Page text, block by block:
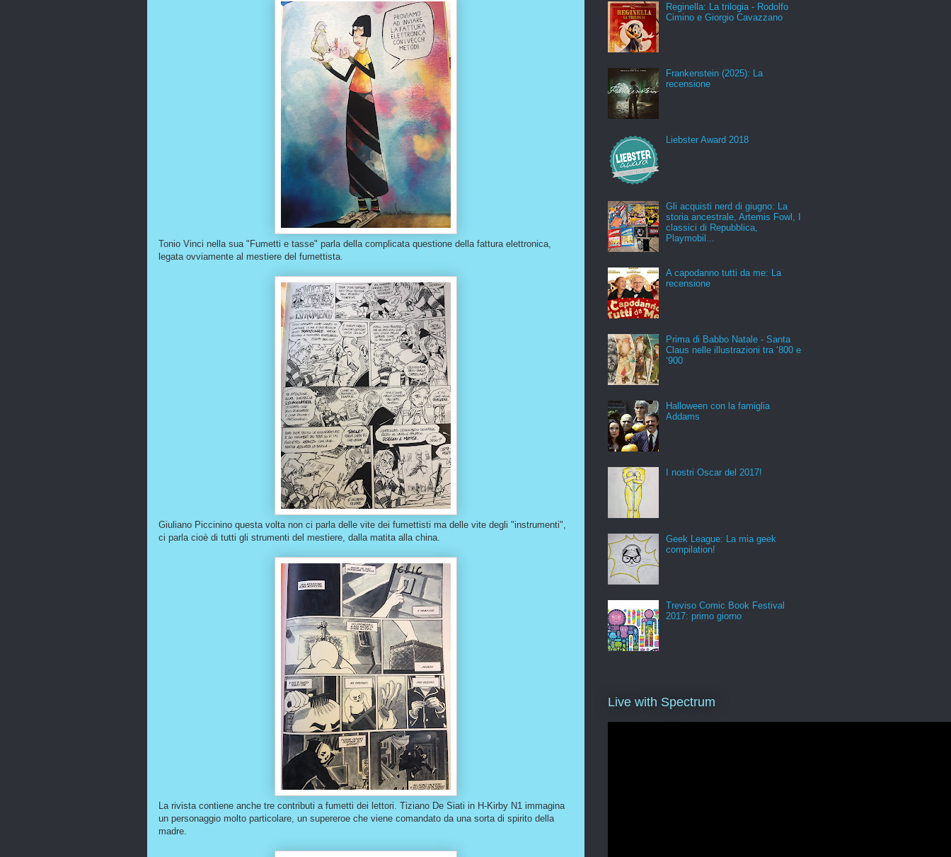
Tonio Vinci nella sua "Fumetti e tasse" parla della complicata questione della fattura elettronica,
legata ovviamente al mestiere del fumettista.
Giuliano Piccinino questa volta non ci parla delle vite dei fumettisti ma delle vite degli "instrumenti",
ci parla cioè di tutti gli strumenti del mestiere, dalla matita alla china.
La rivista contiene anche tre contributi a fumetti dei lettori. Tiziano De Siati in H-Kirby N1 immagina
un personaggio molto particolare, un supereroe che viene comandato da una sorta di spirito della
madre.
Reginella: La trilogia - Rodolfo
Cimino e Giorgio Cavazzano
Frankenstein (2025): La
recensione
Liebster Award 2018
Gli acquisti nerd di giugno: La
storia ancestrale, Artemis Fowl, I
classici di Repubblica,
Playmobil...
A capodanno tutti da me: La
recensione
Prima di Babbo Natale - Santa
Claus nelle illustrazioni tra ‘800 e
‘900
Halloween con la famiglia
Addams
I nostri Oscar del 2017!
Geek League: La mia geek
compilation!
Treviso Comic Book Festival
2017: primo giorno
Live with Spectrum